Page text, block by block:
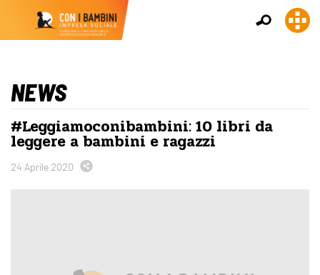
NEWS
#Leggiamoconibambini: 10 libri da
leggere a bambini e ragazzi
24 Aprile 2020